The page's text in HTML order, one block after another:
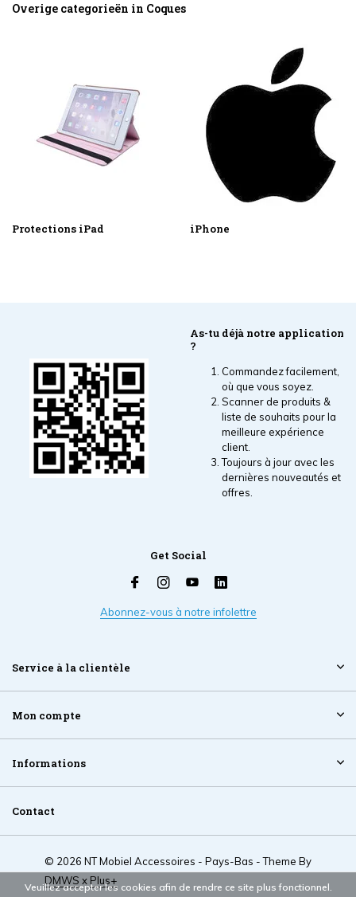
Overige categorieën in Coques
Protections iPad iPhone
As-tu déjà notre application
?
Commandez facilement,
où que vous soyez.
Scanner de produits &
liste de souhaits pour la
meilleure expérience
client.
Toujours à jour avec les
dernières nouveautés et
offres.
Get Social
Abonnez-vous à notre infolettre
Service à la clientèle
Mon compte
Informations
Contact
© 2026 NT Mobiel Accessoires - Pays-Bas - Theme By
DMWS x Plus+
Veuillez accepter les cookies afin de rendre ce site plus fonctionnel.